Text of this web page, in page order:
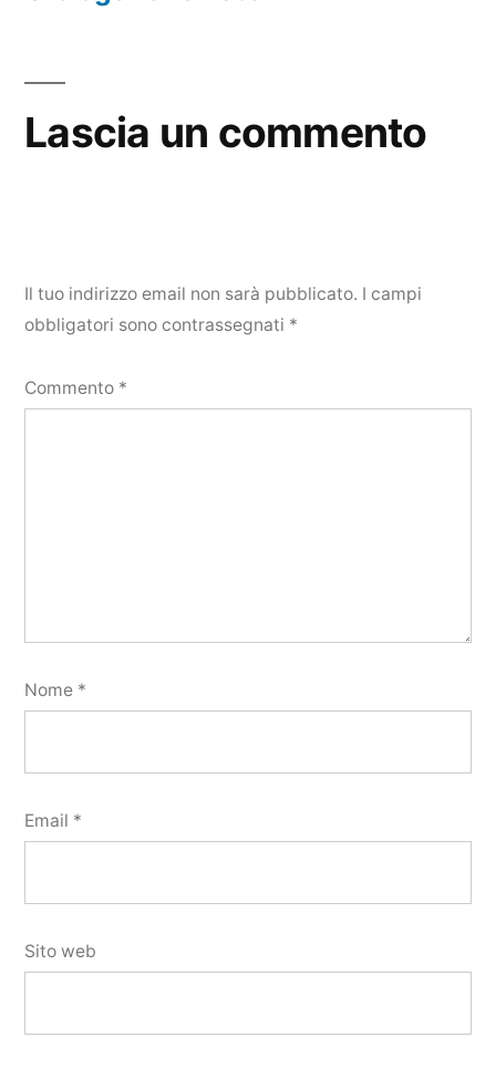
Lascia un commento
Il tuo indirizzo email non sarà pubblicato. I campi
obbligatori sono contrassegnati *
Commento *
Nome *
Email *
Sito web